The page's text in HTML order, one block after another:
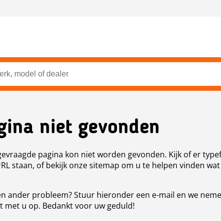
niet gevonden
pagina kon niet worden gevonden. Kijk of er
staan, of bekijk onze sitemap om u te helpen vinden
ander probleem? Stuur hieronder een e-mail en we
met u op. Bedankt voor uw geduld!